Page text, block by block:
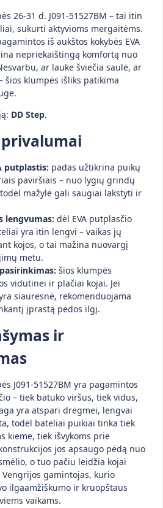
26-31 d. J091-51527BM – tai itin
sukurti aktyvioms mergaitėms.
iš aukštos kokybės EVA
nepriekaištingą komfortą nuo
ar lauke šviečia saulė, ar
šios klumpės išliks patikima
DD Step.
putplastis: padas užtikrina puikų
paviršiais – nuo lygių grindų
mažylė gali saugiai lakstyti ir
lengvumas: dėl EVA putplasčio
yra itin lengvi – vaikas jų
kojos, o tai mažina nuovargį
metu.
šios klumpės
vidutinei ir plačiai kojai. Jei
siauresnė, rekomenduojama
įprastą pėdos ilgį.
ir
J091-51527BM yra pagamintos
– tiek batuko viršus, tiek vidus,
yra atspari drėgmei, lengvai
todėl bateliai puikiai tinka tiek
kieme, tiek išvykoms prie
jos apsaugo pėdą nuo
o tuo pačiu leidžia kojai
Vengrijos gamintojas, kurio
ilgaamžiškumo ir kruopštaus
vaikams.